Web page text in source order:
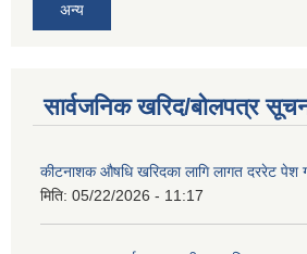
अन्य
सार्वजनिक खरिद/बोलपत्र
कीटनाशक औषधि खरिदका लागि लागत दररेट पेश
मिति: 05/22/2026 - 11:17